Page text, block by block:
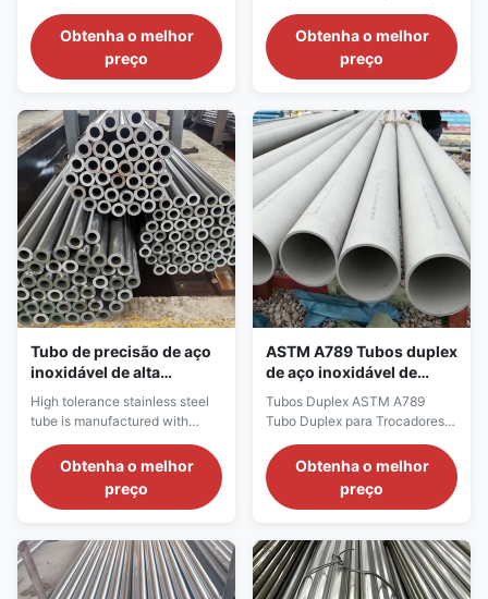
steel tubes for general
corrosion-resistant service,
with particular emphasis on
cracking. This product
combines the excellent
toughness of austenitic
stainless steel with the high ...
Obtenha o melhor
preço
Obtenha o melhor
preço
Tubo de precisão de aço
inoxidável de alta
tolerância para sensores
de agulhas hipodérmicas
High tolerance stainless steel
tube is manufactured with
exceptional dimensional
accuracy and consistency. It is
designed for applications
inner or outer diameter can
affect assembly or
performance. Available in
Obtenha o melhor
preço
ASTM A789 Tubos duplex
de aço inoxidável de
precisão para trocadores
de calor
Tubos Duplex ASTM A789
Tubo Duplex para Trocadores
Instrumentação
Obtenha o melhor
preço